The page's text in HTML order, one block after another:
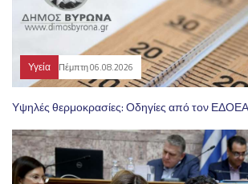
Υγεία Πέμπτη 06.08.2026
Υψηλές θερμοκρασίες: Οδηγίες από τον